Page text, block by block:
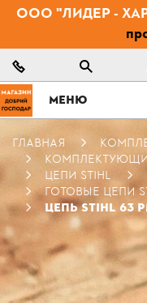
ООО "ЛИДЕР -
МЕНЮ
ГЛАВНАЯ
ЦЕПИ STIHL
ГОТОВЫЕ ЦЕПИ
ЦЕПЬ STIHL 63